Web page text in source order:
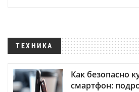
ТЕХНИКА
Как безопасно
смартфон: